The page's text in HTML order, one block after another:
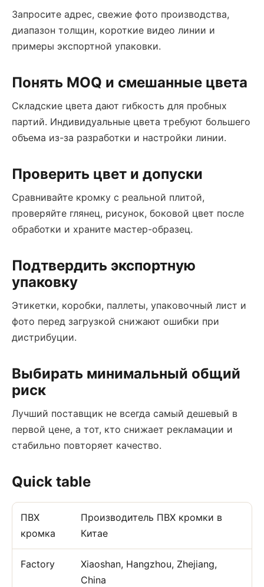
Запросите адрес, свежие фото производства,
диапазон толщин, короткие видео линии и
примеры экспортной упаковки.
Понять MOQ и смешанные цвета
Складские цвета дают гибкость для пробных
партий. Индивидуальные цвета требуют большего
объема из-за разработки и настройки линии.
Проверить цвет и допуски
Сравнивайте кромку с реальной плитой,
проверяйте глянец, рисунок, боковой цвет после
обработки и храните мастер-образец.
Подтвердить экспортную
упаковку
Этикетки, коробки, паллеты, упаковочный лист и
фото перед загрузкой снижают ошибки при
дистрибуции.
Выбирать минимальный общий
риск
Лучший поставщик не всегда самый дешевый в
первой цене, а тот, кто снижает рекламации и
стабильно повторяет качество.
Quick table
ПВХ
кромка
Производитель ПВХ кромки в
Китае
Factory
Xiaoshan, Hangzhou, Zhejiang,
China